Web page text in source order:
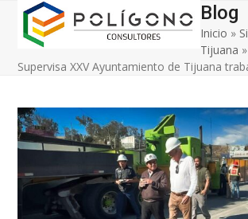
Skip
content
Open
mobile
menu
Close
mobile
menu
Blog
Inicio »
Tijuana
Supervisa XXV Ayuntamiento de Tijuana